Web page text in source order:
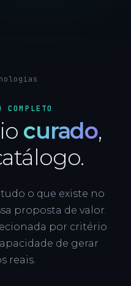
COMPLETO
curado,
o que existe no
proposta de valor.
por critério
de gerar
reais.